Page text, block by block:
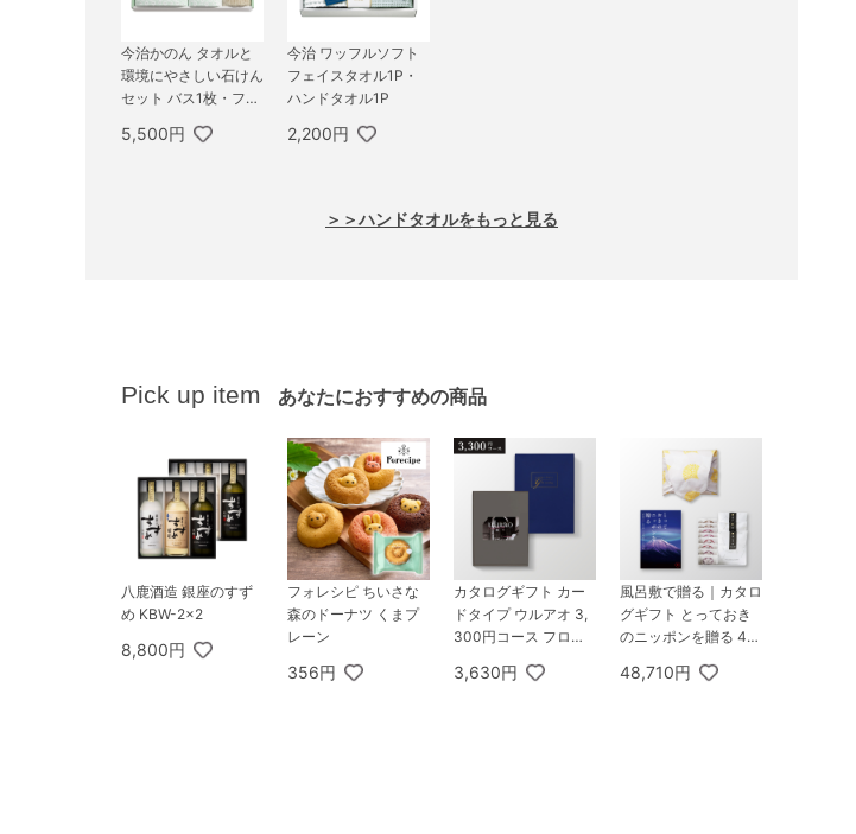
今治かのん タオルと
環境にやさしい石けん
セット バス1枚・フェ
綿ボディタオル1枚・
5,500円
今治 ワッフルソフト
フェイスタオル1P・
ハンドタオル1P
2,200円
＞＞ハンドタオルをもっと見る
Pick up item あなたにおすすめの商品
八鹿酒造 銀座のすず
め KBW-2×2
8,800円
フォレシピ ちいさな
森のドーナツ くまプ
レーン
356円
カタログギフト カー
ドタイプ ウルアオ 3,
300円コース フロレ
3,630円
風呂敷で贈る｜カタロ
グギフト とっておき
のニッポンを贈る 41,
Premium 紀州南高梅
48,710円